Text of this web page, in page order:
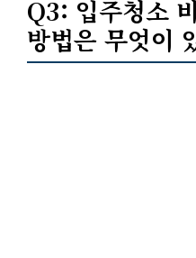
Q3: 입주청소
방법은 무엇이